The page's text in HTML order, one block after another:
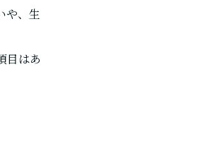
や、生
目はあ